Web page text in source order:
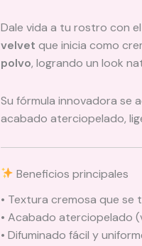
Dale vida a tu rostro con el
velvet que inicia como
polvo, logrando un look
Su fórmula innovadora se
acabado aterciopelado,
Beneficios principales
• Textura cremosa que se
• Acabado aterciopelado
• Difuminado fácil y